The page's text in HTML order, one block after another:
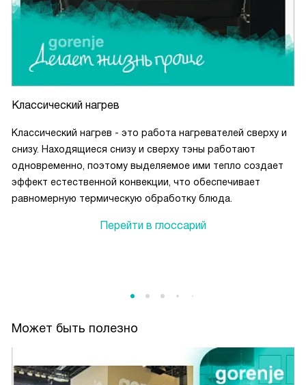
Классический нагрев
Классический нагрев - это работа нагревателей сверху и
снизу. Находящиеся снизу и сверху тэны работают
одновременно, поэтому выделяемое ими тепло создает
эффект естественной конвекции, что обеспечивает
равномерную термическую обработку блюда.
Перейти в глоссарий
Может быть полезно